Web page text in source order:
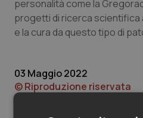
Quotidiano Chirurgia
Quotidiano Oncologia
Quotidiano Pediatria
personalità come la
progetti di ricerca scientifica
e la cura da questo tipo di
03 Maggio 2022
© Riproduzione riservata